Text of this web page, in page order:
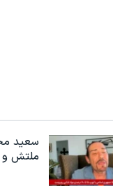
سعید
ملتش و